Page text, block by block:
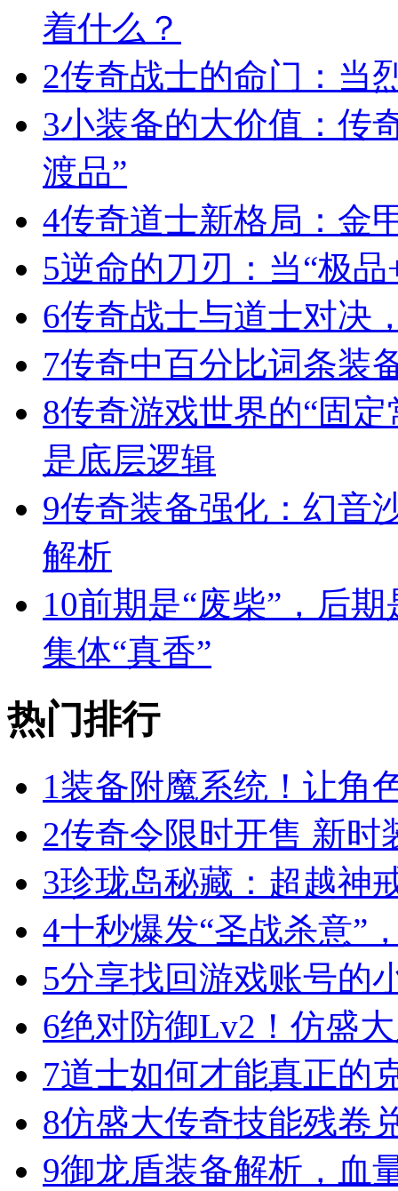
着什么？
2传奇战士的命门：当
3小装备的大价值：传
渡品”
4传奇道士新格局：金
5逆命的刀刃：当“极
6传奇战士与道士对决
7传奇中百分比词条装
8传奇游戏世界的“固
是底层逻辑
9传奇装备强化：幻音
解析
10前期是“废柴”，后
集体“真香”
热门排行
1装备附魔系统！让角
2传奇令限时开售 新时
3珍珑岛秘藏：超越神
4十秒爆发“圣战杀意”
5分享找回游戏账号的
6绝对防御Lv2！仿盛
7道士如何才能真正的
8仿盛大传奇技能残卷
9御龙盾装备解析，血